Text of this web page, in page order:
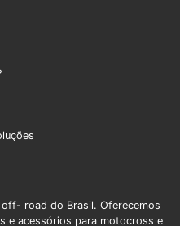
road do Brasil. Oferecemos
e acessórios para motocross e